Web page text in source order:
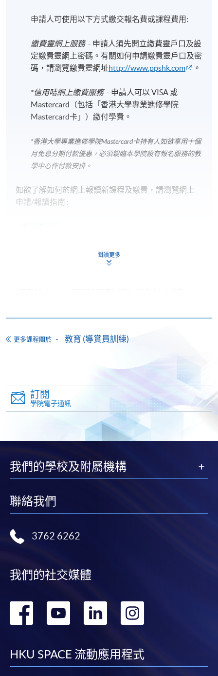
申請人可使用以下方式繳交報名費或課程費用:
繳費靈網上服務- 申請人須先開立繳費靈戶口及設
定繳費靈網上密碼。有關如何申請繳費靈戶口及密
碼，請瀏覽繳費靈網址http://www.ppshk.com 。
*信用咭網上繳費服務- 申請人可以 VISA 或
Mastercard（包括「香港大學專業進修學院
Mastercard卡」）繳付學費。
*香港大學專業進修學院Mastercard卡持有人如欲享用十個
月免息分期付款優惠，必須親臨本學院設有報名服務的教
學中心作付款安排。
如欲了解如何於網上報讀新課程及繳費，請瀏覽網上
申請/報讀指南 :
交下期學費的學員，提供網上服務，如學員就讀的課
VISA 或 Mastercard、「微信支付」(Online WeChat
Pay) 、「支付寶」(Online Alipay) 或 「轉數快」(FPS)
繳付學費。
報讀新課程
SF26報名表，親往
費以及所需證明文件呈交。
[下載報名表SF26
表可向報名中心或有關課程負責人索取。填妥申請
表格後，請連同報名費/學費以及所需證明文件親
往報名中心或以郵遞方式遞交。
閱讀更多
更多課程關於 教育 (導賞員訓練)
訂閱
學院電子通訊
我們的學校及附屬機構
聯絡我們
3762 6262
我們的社交媒體
轉
facebook
轉
youtube
轉
linkedin
轉
HKU SPACE 流動應用程式